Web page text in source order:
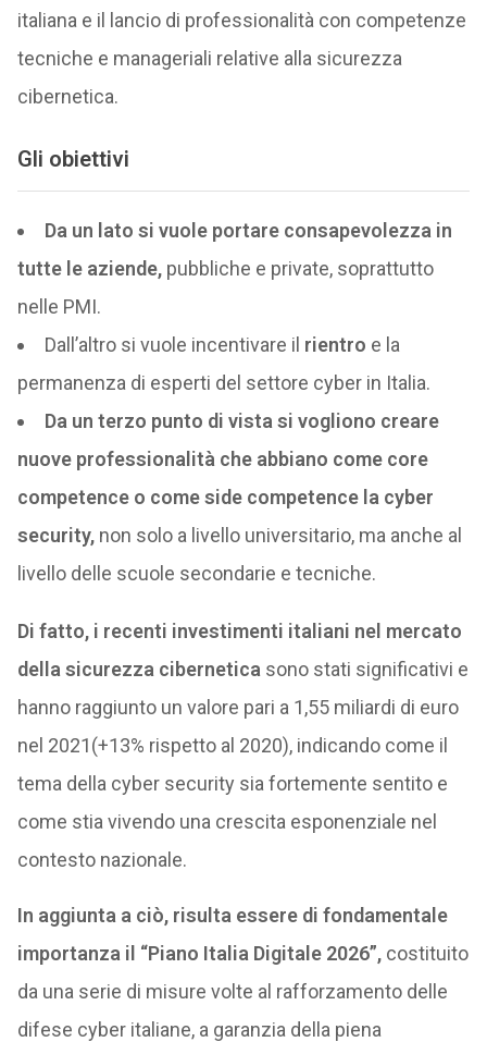
italiana e il lancio di professionalità con competenze
tecniche e manageriali relative alla sicurezza
cibernetica.
Gli obiettivi
Da un lato si vuole portare consapevolezza in
tutte le aziende,pubbliche e private, soprattutto
nelle PMI.
Dall’altro si vuole incentivare il rientro e la
permanenza di esperti del settore cyber in Italia.
Da un terzo punto di vista si vogliono creare
nuove professionalità che abbiano come core
competence o come side competence la cyber
security,non solo a livello universitario, ma anche al
livello delle scuole secondarie e tecniche.
Di fatto, i recenti investimenti italiani nel mercato
della sicurezza cibernetica sono stati significativi e
hanno raggiunto un valore pari a 1,55 miliardi di euro
nel 2021(+13% rispetto al 2020), indicando come il
tema della cyber security sia fortemente sentito e
come stia vivendo una crescita esponenziale nel
contesto nazionale.
In aggiunta a ciò, risulta essere di fondamentale
importanza il “Piano Italia Digitale 2026”,costituito
da una serie di misure volte al rafforzamento delle
difese cyber italiane, a garanzia della piena